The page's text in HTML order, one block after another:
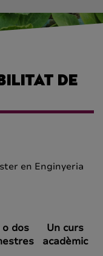
DE
en Enginyeria
o dos
Un curs
acadèmic